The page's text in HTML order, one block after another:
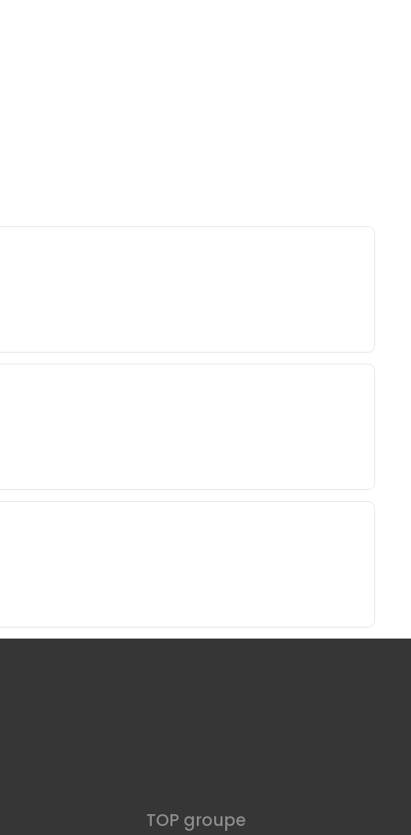
TOP groupe